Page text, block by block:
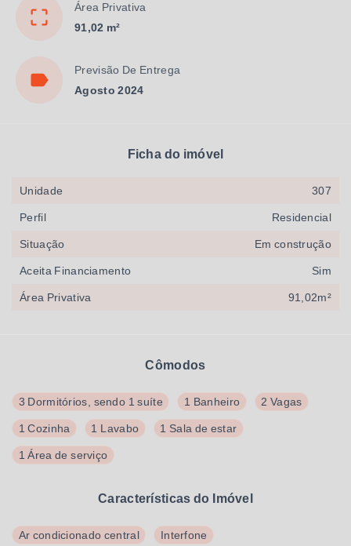
Área Privativa
91,02 m²
Previsão De Entrega
Agosto 2024
Cômodos
3 Dormitórios, sendo 1 suíte 1 Banheiro 2 Vagas
1 Cozinha 1 Lavabo 1 Sala de estar
1 Área de serviço
Características do Imóvel
Ar condicionado central Interfone
Ficha do imóvel
Unidade 307
Perfil Residencial
Situação Em construção
Aceita Financiamento Sim
Área Privativa 91,02m²